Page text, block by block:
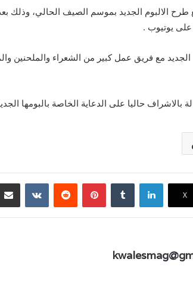
طرح الالبوم الجديد بموسم الصيف الحالي، وذلك
يوتيوب .
الجديد مع فريق عمل كبير من الشعراء والملحنين
حاليا على الدعاية الخاصة بالبومها
‫X
لينكدإن بينتيريست